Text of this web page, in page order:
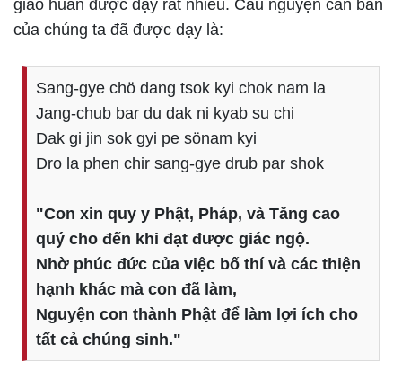
giáo huấn được dạy rất nhiều. Câu nguyện căn bản
của chúng ta đã được dạy là:
Sang-gye chö dang tsok kyi chok nam la
Jang-chub bar du dak ni kyab su chi
Dak gi jin sok gyi pe sönam kyi
Dro la phen chir sang-gye drub par shok
"Con xin quy y Phật, Pháp, và Tăng cao
quý cho đến khi đạt được giác ngộ.
Nhờ phúc đức của việc bố thí và các thiện
hạnh khác mà con đã làm,
Nguyện con thành Phật để làm lợi ích cho
tất cả chúng sinh."